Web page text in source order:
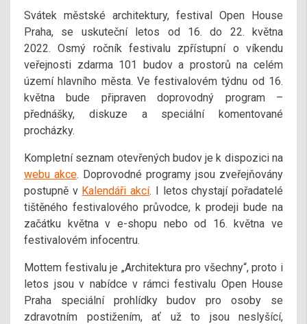
Svátek městské architektury, festival Open House
Praha, se uskuteční letos od 16. do 22. května
2022. Osmý ročník festivalu zpřístupní o víkendu
veřejnosti zdarma 101 budov a prostorů na celém
území hlavního města. Ve festivalovém týdnu od 16.
května bude připraven doprovodný program –
přednášky, diskuze a speciální komentované
procházky.
Kompletní seznam otevřených budov je k dispozici na
webu akce. Doprovodné programy jsou zveřejňovány
postupně v Kalendáři akcí. I letos chystají pořadatelé
tištěného festivalového průvodce, k prodeji bude na
začátku května v e-shopu nebo od 16. května ve
festivalovém infocentru.
Mottem festivalu je „Architektura pro všechny“, proto i
letos jsou v nabídce v rámci festivalu Open House
Praha speciální prohlídky budov pro osoby se
zdravotním postižením, ať už to jsou neslyšící,